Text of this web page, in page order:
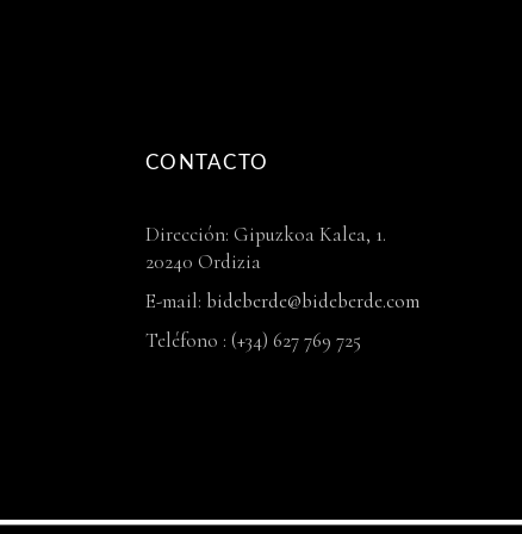
CONTACTO
Dirección: Gipuzkoa Kalea, 1.
20240 Ordizia
E-mail: bideberde@bideberde.com
Teléfono : (+34) 627 769 725